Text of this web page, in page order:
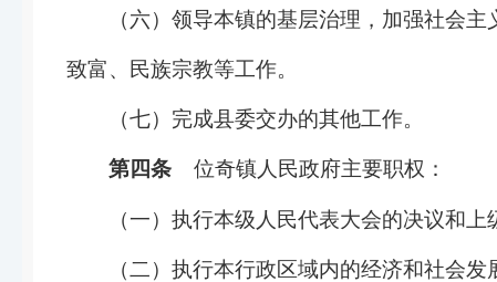
（六）领导本镇的基层治理，加强社会
致富、民族宗教等工作。
（七）完成县委交办的其他工作。
第四条 位奇镇人民政府主要职权：
（一）执行本级人民代表大会的决议和
（二）执行本行政区域内的经济和社会